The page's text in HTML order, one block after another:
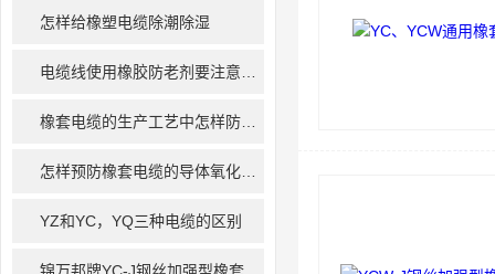
怎样给橡塑电缆除潮除湿
YZ和YC，YQ三种电缆的区别